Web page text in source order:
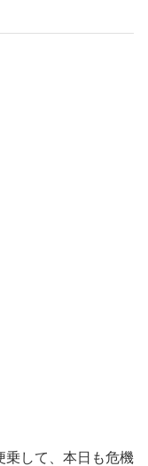
乗して、本日も危機